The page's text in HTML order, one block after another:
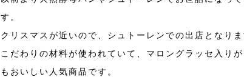
す。
クリスマスが近いので、シュトーレンでの出店となりま
こだわりの材料が使われていて、マロングラッセ入り
もおいしい人気商品です。